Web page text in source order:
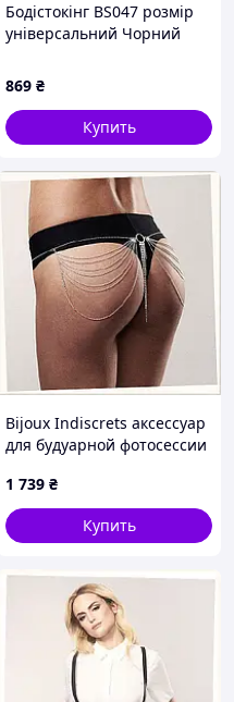
Бодістокінг BS047 розмір
універсальний Чорний
869 ₴
Купить
Bijoux Indiscrets аксессуар
для будуарной фотосессии
1 739 ₴
Купить